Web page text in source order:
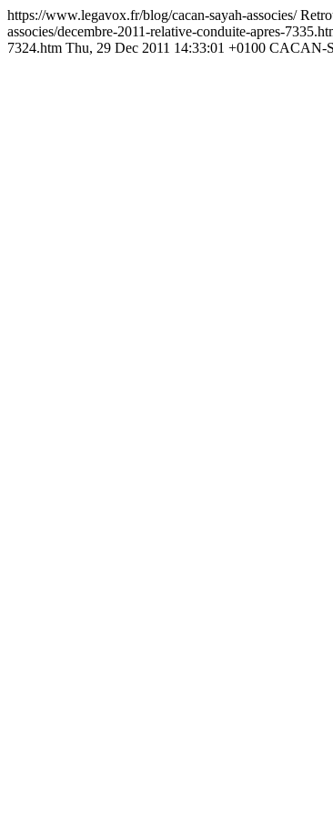
https://www.legavox.fr/blog/cacan-sayah-associes/
associes/decembre-2011-relative-conduite-apres-
7324.htm Thu, 29 Dec 2011 14:33:01 +0100 CACAN-